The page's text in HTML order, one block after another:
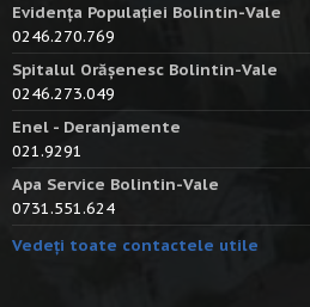
Evidența Populației Bolintin-Vale
0246.270.769
Spitalul Orășenesc Bolintin-Vale
0246.273.049
Enel - Deranjamente
021.9291
Apa Service Bolintin-Vale
0731.551.624
Vedeți toate contactele utile